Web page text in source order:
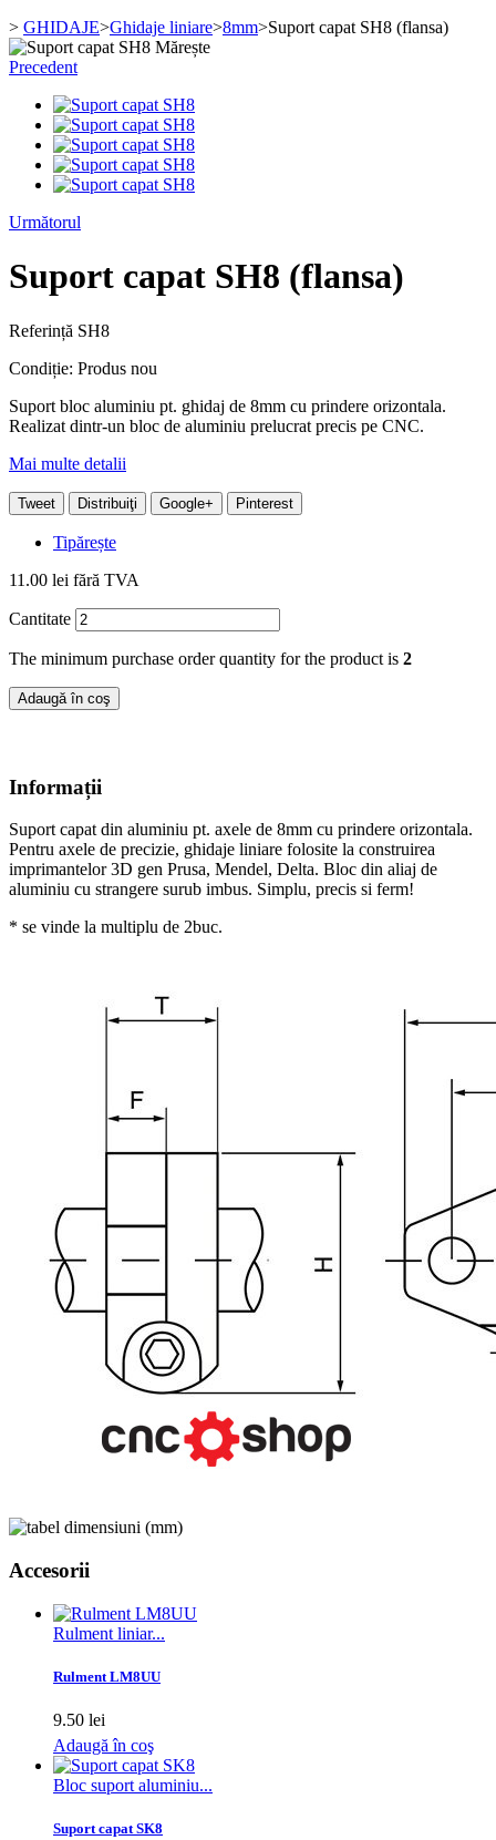
> GHIDAJE>Ghidaje liniare>8mm>Suport capat SH8 (flansa)
Mărește
Precedent
Următorul
Suport capat SH8 (flansa)
Referință SH8
Condiție: Produs nou
Suport bloc aluminiu pt. ghidaj de 8mm cu prindere orizontala.
Realizat dintr-un bloc de aluminiu prelucrat precis pe CNC.
Mai multe detalii
Tweet Distribuiţi Google+ Pinterest
Tipărește
11.00 lei fără TVA
Cantitate
The minimum purchase order quantity for the product is 2
Adaugă în coş
Informații
Suport capat din aluminiu pt. axele de 8mm cu prindere orizontala.
Pentru axele de precizie, ghidaje liniare folosite la construirea
imprimantelor 3D gen Prusa, Mendel, Delta. Bloc din aliaj de
aluminiu cu strangere surub imbus. Simplu, precis si ferm!
* se vinde la multiplu de 2buc.
Accesorii
Rulment liniar...
Rulment LM8UU
9.50 lei
Adaugă în coş
Bloc suport aluminiu...
Suport capat SK8